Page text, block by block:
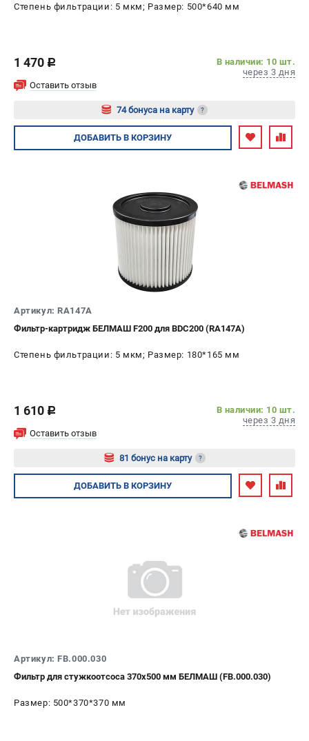
Степень фильтрации: 5 мкм; Размер: 500*640 мм
1 470 c
В наличии: 10 шт.
через 3 дня
Оставить отзыв
74 бонуса на карту ?
Авторизуйтесь
ДОБАВИТЬ В КОРЗИНУ
Артикул: RA147A
Фильтр-картридж БЕЛМАШ F200 для BDC200 (RA147A)
Степень фильтрации: 5 мкм; Размер: 180*165 мм
1 610 c
В наличии: 10 шт.
через 3 дня
Оставить отзыв
81 бонус на карту ?
Авторизуйтесь
ДОБАВИТЬ В КОРЗИНУ
Артикул: FB.000.030
Фильтр для стужкоотсоса 370х500 мм БЕЛМАШ (FB.000.030)
Размер: 500*370*370 мм